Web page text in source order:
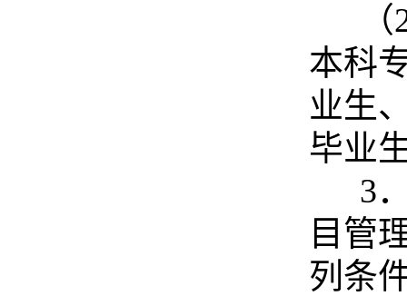
（
本科
业生
毕业
3
目管
列条